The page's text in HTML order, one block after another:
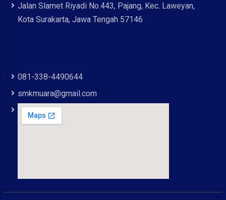
Jalan Slamet Riyadi No.443, Pajang, Kec. Laweyan,
Kota Surakarta, Jawa Tengah 57146
081-338-4490644
smkmuara@gmail.com